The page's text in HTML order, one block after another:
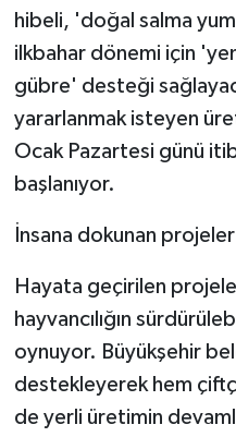
hibeli, 'doğal salma
ilkbahar dönemi için
gübre' desteği
yararlanmak isteyen
Ocak Pazartesi günü
başlanıyor.
İnsana dokunan
Hayata geçirilen
hayvancılığın
oynuyor. Büyükşehir
destekleyerek hem
de yerli üretimin